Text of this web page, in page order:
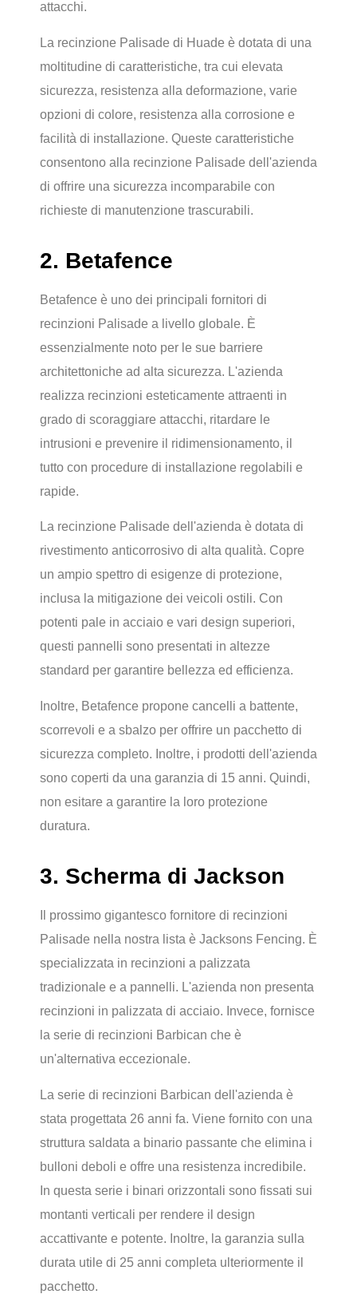
attacchi.
La recinzione Palisade di Huade è dotata di una
moltitudine di caratteristiche, tra cui elevata
sicurezza, resistenza alla deformazione, varie
opzioni di colore, resistenza alla corrosione e
facilità di installazione. Queste caratteristiche
consentono alla recinzione Palisade dell'azienda
di offrire una sicurezza incomparabile con
richieste di manutenzione trascurabili.
2. Betafence
Betafence è uno dei principali fornitori di
recinzioni Palisade a livello globale. È
essenzialmente noto per le sue barriere
architettoniche ad alta sicurezza. L'azienda
realizza recinzioni esteticamente attraenti in
grado di scoraggiare attacchi, ritardare le
intrusioni e prevenire il ridimensionamento, il
tutto con procedure di installazione regolabili e
rapide.
La recinzione Palisade dell'azienda è dotata di
rivestimento anticorrosivo di alta qualità. Copre
un ampio spettro di esigenze di protezione,
inclusa la mitigazione dei veicoli ostili. Con
potenti pale in acciaio e vari design superiori,
questi pannelli sono presentati in altezze
standard per garantire bellezza ed efficienza.
Inoltre, Betafence propone cancelli a battente,
scorrevoli e a sbalzo per offrire un pacchetto di
sicurezza completo. Inoltre, i prodotti dell'azienda
sono coperti da una garanzia di 15 anni. Quindi,
non esitare a garantire la loro protezione
duratura.
3. Scherma di Jackson
Il prossimo gigantesco fornitore di recinzioni
Palisade nella nostra lista è Jacksons Fencing. È
specializzata in recinzioni a palizzata
tradizionale e a pannelli. L'azienda non presenta
recinzioni in palizzata di acciaio. Invece, fornisce
la serie di recinzioni Barbican che è
un'alternativa eccezionale.
La serie di recinzioni Barbican dell'azienda è
stata progettata 26 anni fa. Viene fornito con una
struttura saldata a binario passante che elimina i
bulloni deboli e offre una resistenza incredibile.
In questa serie i binari orizzontali sono fissati sui
montanti verticali per rendere il design
accattivante e potente. Inoltre, la garanzia sulla
durata utile di 25 anni completa ulteriormente il
pacchetto.